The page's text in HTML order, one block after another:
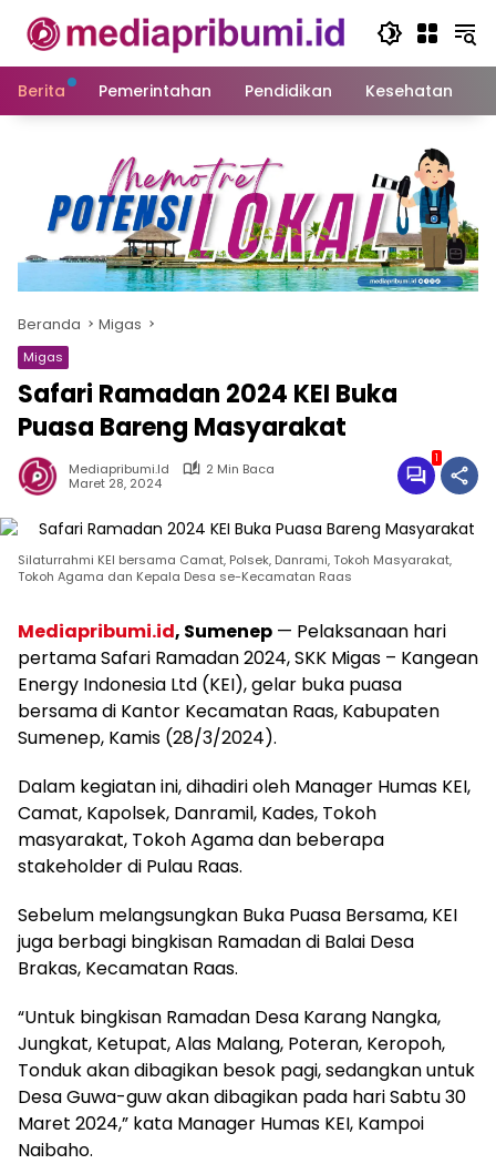
konten
Berita
Pemerintahan Pendidikan Kesehatan
Beranda Migas
Migas
Safari Ramadan 2024 KEI Buka
Puasa Bareng Masyarakat
Mediapribumi.id
2 Min Baca
Maret 28, 2024
1
Silaturrahmi KEI bersama Camat, Polsek, Danrami, Tokoh Masyarakat,
Tokoh Agama dan Kepala Desa se-Kecamatan Raas
Mediapribumi.id, Sumenep — Pelaksanaan hari
pertama Safari Ramadan 2024, SKK Migas – Kangean
Energy Indonesia Ltd (KEI), gelar buka puasa
bersama di Kantor Kecamatan Raas, Kabupaten
Sumenep, Kamis (28/3/2024).
Dalam kegiatan ini, dihadiri oleh Manager Humas KEI,
Camat, Kapolsek, Danramil, Kades, Tokoh
masyarakat, Tokoh Agama dan beberapa
stakeholder di Pulau Raas.
Sebelum melangsungkan Buka Puasa Bersama, KEI
juga berbagi bingkisan Ramadan di Balai Desa
Brakas, Kecamatan Raas.
“Untuk bingkisan Ramadan Desa Karang Nangka,
Jungkat, Ketupat, Alas Malang, Poteran, Keropoh,
Tonduk akan dibagikan besok pagi, sedangkan untuk
Desa Guwa-guw akan dibagikan pada hari Sabtu 30
Maret 2024,” kata Manager Humas KEI, Kampoi
Naibaho.